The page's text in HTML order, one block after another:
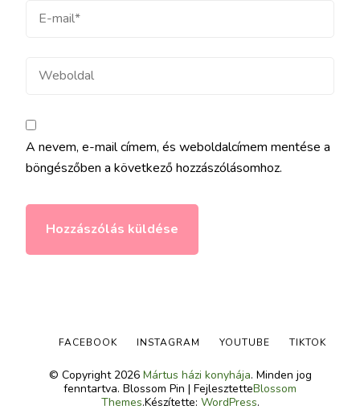
E-
Weboldal
A nevem, e-mail címem, és weboldalcímem mentése a
böngészőben a következő hozzászólásomhoz.
© Copyright 2026 Mártus házi konyhája. Minden jog
fenntartva. Blossom Pin | FejlesztetteBlossom
Themes.Készítette: WordPress.
FACEBOOK INSTAGRAM YOUTUBE TIKTOK